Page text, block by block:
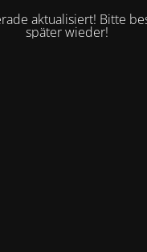
aktualisiert! Bitte
später wieder!